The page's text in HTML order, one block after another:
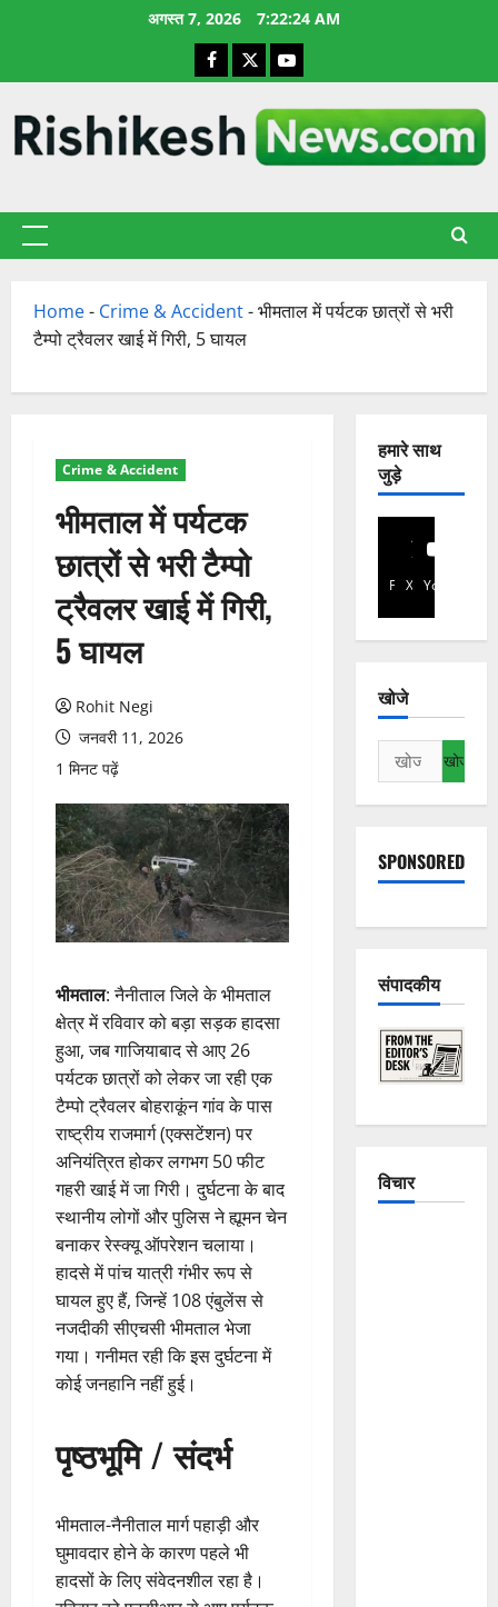
अगस्त 7, 2026 7:22:24 AM
Facebook
X YouTube
प्राथमिक
Home- Crime & Accident-भीमताल में पर्यटक छात्रों से भरी
टैम्पो ट्रैवलर खाई में गिरी, 5 घायल
Crime & Accident
भीमताल में पर्यटक
छात्रों से भरी टैम्पो
ट्रैवलर खाई में गिरी,
5 घायल
Rohit Negi
जनवरी 11, 2026
1 मिनट पढ़ें
भीमताल: नैनीताल जिले के भीमताल
क्षेत्र में रविवार को बड़ा सड़क हादसा
हुआ, जब गाजियाबाद से आए 26
पर्यटक छात्रों को लेकर जा रही एक
टैम्पो ट्रैवलर बोहराकूंन गांव के पास
राष्ट्रीय राजमार्ग (एक्सटेंशन) पर
अनियंत्रित होकर लगभग 50 फीट
गहरी खाई में जा गिरी। दुर्घटना के बाद
स्थानीय लोगों और पुलिस ने ह्यूमन चेन
बनाकर रेस्क्यू ऑपरेशन चलाया।
हादसे में पांच यात्री गंभीर रूप से
घायल हुए हैं, जिन्हें 108 एंबुलेंस से
नजदीकी सीएचसी भीमताल भेजा
गया। गनीमत रही कि इस दुर्घटना में
कोई जनहानि नहीं हुई।
पृष्ठभूमि / संदर्भ
भीमताल-नैनीताल मार्ग पहाड़ी और
घुमावदार होने के कारण पहले भी
हादसों के लिए संवेदनशील रहा है।
हमारे साथ
जुड़े
Facebook
X YouTube
खोजे
निम्न
को
खोजें:
SPONSORED
संपादकीय
विचार